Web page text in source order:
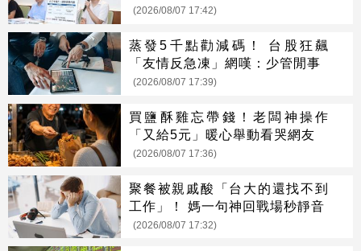
(2026/08/07 17:42)
蒸發5千點勸減碼！ 台股狂飆
「友情反急凍」網嘆：少管閒事
(2026/08/07 17:39)
買鹽酥雞忘帶錢！老闆神操作
「又給5元」暖心舉動看哭網友
(2026/08/07 17:36)
聚餐被親戚酸「台大的還找不到
工作」！ 媽一句神回戰場秒靜音
(2026/08/07 17:32)